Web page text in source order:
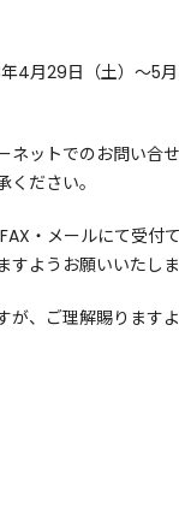
4月29日（土）～5
ネットでのお問い合
ださい。
・メールにて受
ようお願いいたしま
、ご理解賜ります